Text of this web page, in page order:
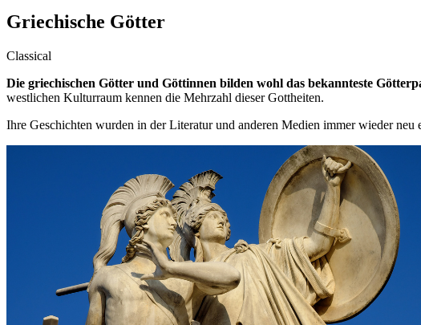
Griechische Götter
Classical
Die griechischen Götter und Göttinnen bilden wohl das bekannteste
westlichen Kulturraum kennen die Mehrzahl dieser Gottheiten.
Ihre Geschichten wurden in der Literatur und anderen Medien immer wieder